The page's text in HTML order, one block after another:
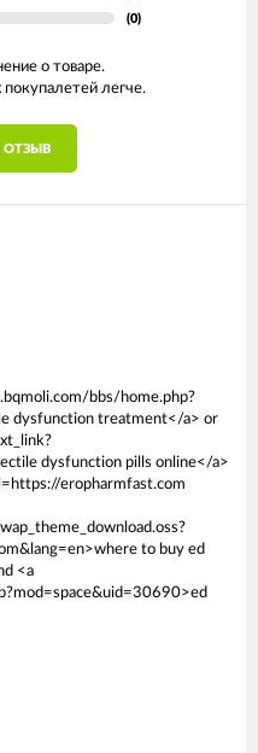
(0)
о товаре.
легче.
ОТЗЫВ
bbs/home.php?
dysfunction treatment</a> or
dysfunction pills online</a>
eropharmfast.com
to buy ed
<a